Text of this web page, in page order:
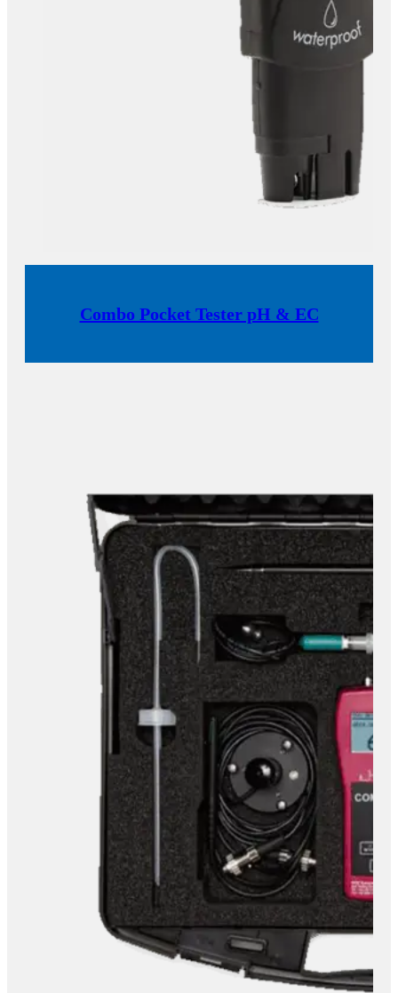
Combo Pocket Tester pH & EC